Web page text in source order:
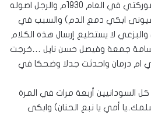
النعام ادم المولود في منصوركتي في العام 1930م والرجل اصوله
ابكي دمع الدم) والسبب في
والبزعي لا يستطيع إرسال هذه الكلام
اسامة جمعة وفيصل حسن نايل …خرجت
ام درمان واحدثت جدلا وضحكا في
السودانيين أربعة مرات في المرة
أمي يا نبع الحنان) وابكى